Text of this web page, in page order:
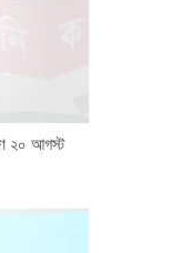
২০ আগস্ট